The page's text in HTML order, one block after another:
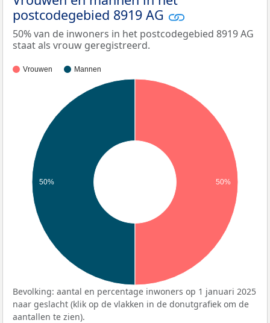
postcodegebied 8919 AG
50% van de inwoners in het postcodegebied 8919 AG
staat als vrouw geregistreerd.
Vrouwen Mannen
50% 50%
Bevolking: aantal en percentage inwoners op 1 januari 2025
naar geslacht (klik op de vlakken in de donutgrafiek om de
aantallen te zien).